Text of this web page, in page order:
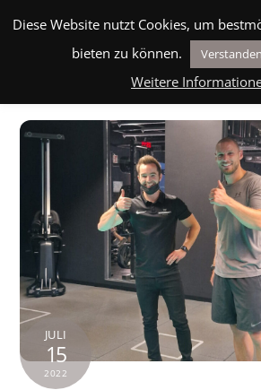
JULI
15
2022
Diese Website nutzt Cookies, um
bieten zu können.
Verstanden
Weitere